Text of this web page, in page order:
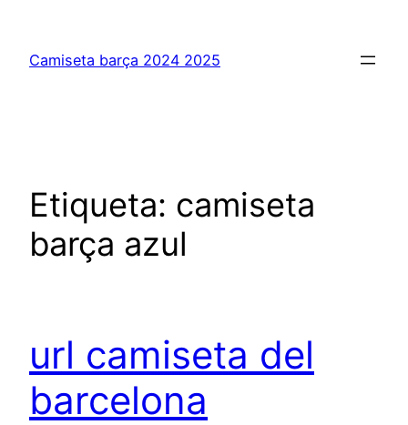
contenido
Camiseta barça 2024 2025
Etiqueta: camiseta
barça azul
url camiseta del
barcelona